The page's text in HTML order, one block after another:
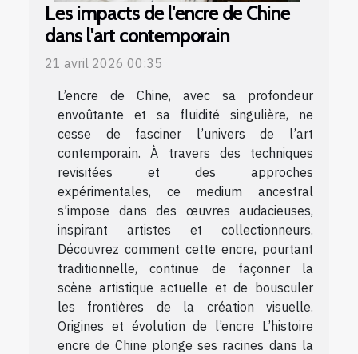
Les impacts de l'encre de Chine
dans l'art contemporain
21 avril 2026 00:35
L’encre de Chine, avec sa profondeur
envoûtante et sa fluidité singulière, ne
cesse de fasciner l’univers de l’art
contemporain. À travers des techniques
revisitées et des approches
expérimentales, ce medium ancestral
s’impose dans des œuvres audacieuses,
inspirant artistes et collectionneurs.
Découvrez comment cette encre, pourtant
traditionnelle, continue de façonner la
scène artistique actuelle et de bousculer
les frontières de la création visuelle.
Origines et évolution de l’encre L’histoire
encre de Chine plonge ses racines dans la